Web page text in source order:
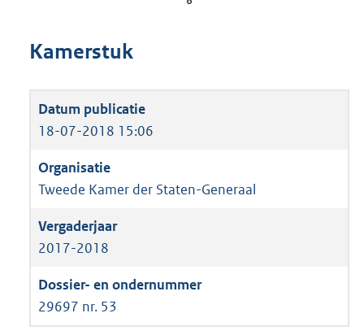
Kamerstuk
18-07-2018 15:06
Tweede Kamer der Staten-Generaal
2017-2018
29697 nr. 53